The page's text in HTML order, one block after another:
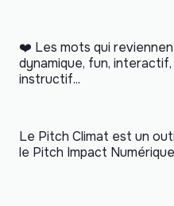
❤️ Les mots qui
dynamique, fun,
instructif...
Le Pitch Climat est un
le Pitch Impact